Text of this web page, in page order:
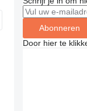
Abonneren
Door hier te